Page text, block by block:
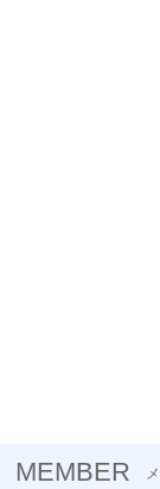
MEMBER